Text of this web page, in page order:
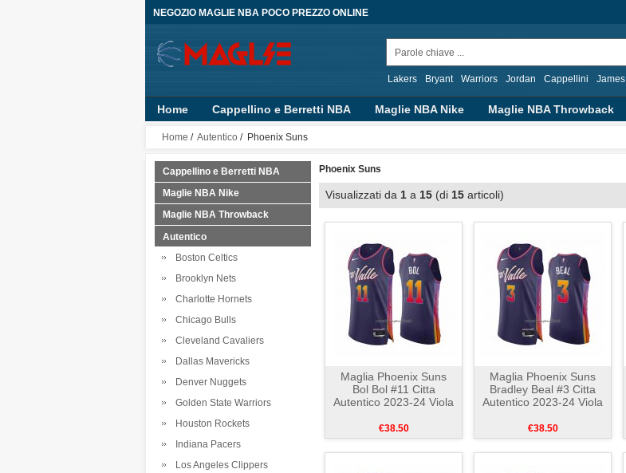
NEGOZIO MAGLIE NBA POCO PREZZO ONLINE
Lakers Bryant Warriors Jordan Cappellini James
Home Cappellino e Berretti NBA Maglie NBA Nike Maglie NBA Throwback
Bambino
Pantaloncini
Home / Autentico / Phoenix Suns
Cappellino e Berretti NBA
Maglie NBA Nike
Maglie NBA Throwback
Autentico
Boston Celtics
Brooklyn Nets
Charlotte Hornets
Chicago Bulls
Cleveland Cavaliers
Dallas Mavericks
Denver Nuggets
Golden State Warriors
Houston Rockets
Indiana Pacers
Los Angeles Clippers
Phoenix Suns
Visualizzati da 1 a 15 (di 15 articoli)
Maglia Phoenix Suns
Bol Bol #11 Citta
Autentico 2023-24 Viola
€38.50
Maglia Phoenix Suns
Bradley Beal #3 Citta
Autentico 2023-24 Viola
€38.50